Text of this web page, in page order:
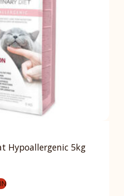
Hypoallergenic 5kg